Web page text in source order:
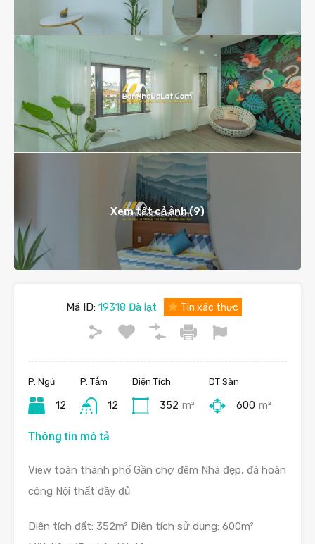
Xem tất cả ảnh (9)
Mã ID: 19318 Đà lạt Tin xác thực
P. Ngủ
12
P. Tắm
12
Diện Tích
352 m²
DT Sàn
600 m²
Thông tin mô tả
View toàn thành phố Gần chợ đêm Nhà đẹp, đã hoàn
công Nội thất đầy đủ
Diện tích đất: 352m² Diện tích sử dụng: 600m²